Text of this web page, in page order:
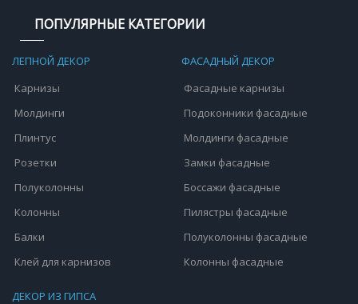
ПОПУЛЯРНЫЕ КАТЕГОРИИ
ЛЕПНОЙ ДЕКОР
Карнизы
Молдинги
Плинтус
Розетки
Полуколонны
Колонны
Балки
Клей для карнизов
ФАСАДНЫЙ ДЕКОР
Фасадные карнизы
Подоконники фасадные
Молдинги фасадные
Замки фасадные
Боссажи фасадные
Пилястры фасадные
Полуколонны фасадные
Колонны фасадные
ДЕКОР ИЗ ГИПСА